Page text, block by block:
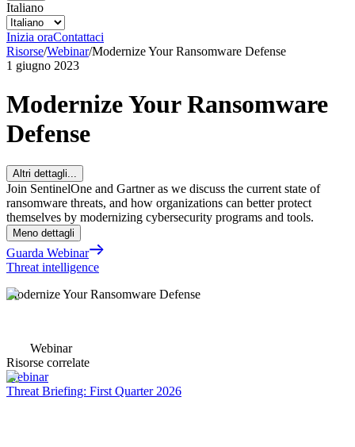
Italiano
Inizia oraContattaci
Risorse/Webinar/Modernize Your Ransomware Defense
1 giugno 2023
Modernize Your Ransomware
Defense
Altri dettagli...
Join SentinelOne and Gartner as we discuss the current state of
ransomware threats, and how organizations can better protect
themselves by modernizing cybersecurity programs and tools.
Meno dettagli
Guarda Webinar
Threat intelligence
Modernize Your Ransomware Defense
Webinar
Risorse correlate
Webinar
Threat Briefing: First Quarter 2026